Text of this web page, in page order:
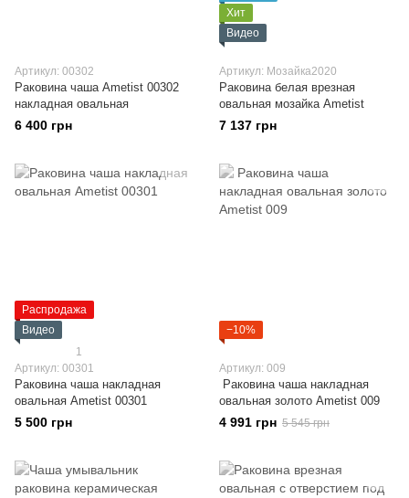
Артикул: 00302
Раковина чаша Ametist 00302
накладная овальная
6 400 грн
Хит
Видео
Артикул: Мозайка2020
Раковина белая врезная
овальная мозайка Ametist
7 137 грн
Распродажа
Видео
1
Артикул: 00301
Раковина чаша накладная
овальная Ametist 00301
5 500 грн
−10%
Артикул: 009
Раковина чаша накладная
овальная золото Ametist 009
4 991 грн 5 545 грн